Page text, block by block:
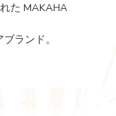
た MAKAHA
ランド。